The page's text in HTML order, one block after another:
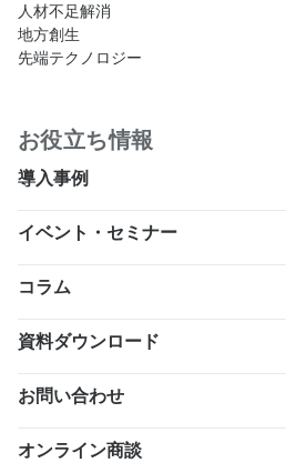
人材不足解消
地方創生
先端テクノロジー
お役立ち情報
導入事例
イベント・セミナー
コラム
資料ダウンロード
お問い合わせ
オンライン商談